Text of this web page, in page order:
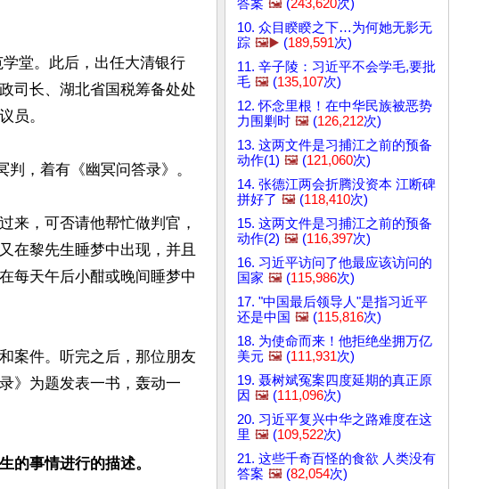
堂。此后，出任大清银行
司长、湖北省国税筹备处处
员。
，着有《幽冥问答录》。
来，可否请他帮忙做判官，
在黎先生睡梦中出现，并且
每天午后小酣或晚间睡梦中
案件。听完之后，那位朋友
》为题发表一书，轰动一
的事情进行的描述。
答案 🖼️ (243,620次)
10. 众目睽睽之下…为何她无影无
踪 🖼️▶️ (189,591次)
11. 辛子陵：习近平不会学毛,要批
毛 🖼️ (135,107次)
12. 怀念里根！在中华民族被恶势
力围剿时 🖼️ (126,212次)
13. 这两文件是习捕江之前的预备
动作(1) 🖼️ (121,060次)
14. 张德江两会折腾没资本 江断碑
拼好了 🖼️ (118,410次)
15. 这两文件是习捕江之前的预备
动作(2) 🖼️ (116,397次)
16. 习近平访问了他最应该访问的
国家 🖼️ (115,986次)
17. "中国最后领导人"是指习近平
还是中国 🖼️ (115,816次)
18. 为使命而来！他拒绝坐拥万亿
美元 🖼️ (111,931次)
19. 聂树斌冤案四度延期的真正原
因 🖼️ (111,096次)
20. 习近平复兴中华之路难度在这
里 🖼️ (109,522次)
21. 这些千奇百怪的食欲 人类没有
答案 🖼️ (82,054次)